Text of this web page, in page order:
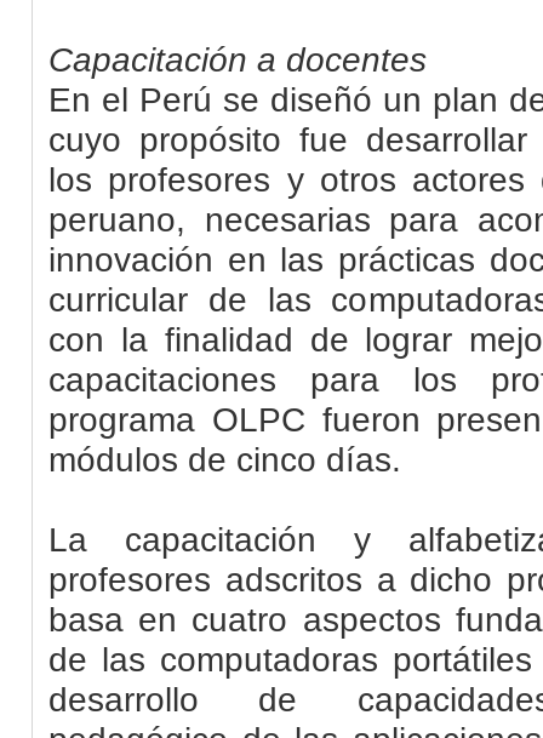
Capacitación a docentes
En el Perú se diseñó un plan
cuyo propósito fue
los profesores y otros actores
peruano, necesarias para
innovación en las prácticas
curricular de las
con la finalidad de lograr
capacitaciones para los
programa OLPC fueron
módulos de cinco días.
La capacitación y
profesores adscritos a dicho
basa en cuatro aspectos
de las computadoras
desarrollo de